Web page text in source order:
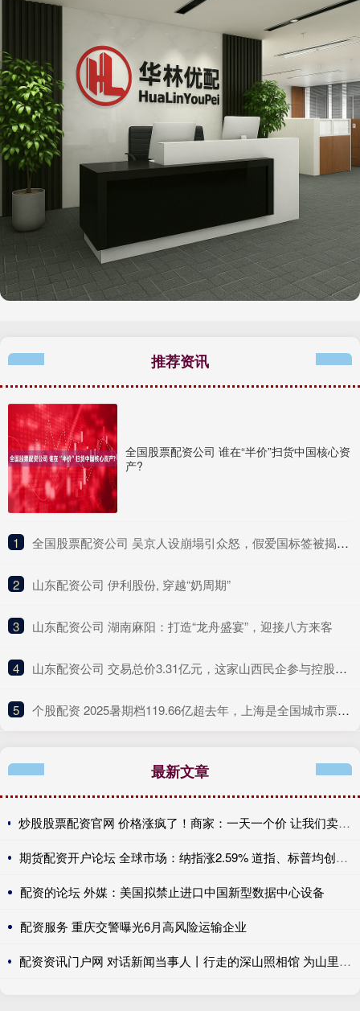
推荐资讯
全国股票配资公司 谁在“半价”扫货中国核心资
产?
1 ​全国股票配资公司 吴京人设崩塌引众怒，假爱国标签被揭，昔日硬汉形象成笑柄
2 ​山东配资公司 伊利股份, 穿越“奶周期”
3 ​山东配资公司 湖南麻阳：打造“龙舟盛宴”，迎接八方来客
4 ​山东配资公司 交易总价3.31亿元，这家山西民企参与控股一“百亿级”上海A股
5 ​个股配资 2025暑期档119.66亿超去年，上海是全国城市票房冠军
最新文章
炒股股票配资官网 价格涨疯了！商家：一天一个价 让我们卖我们也不想卖 也不敢贸然囤货
期货配资开户论坛 全球市场：纳指涨2.59% 道指、标普均创历史新高 国际油价跌超6%
配资的论坛 外媒：美国拟禁止进口中国新型数据中心设备
配资服务 重庆交警曝光6月高风险运输企业
配资资讯门户网 对话新闻当事人丨行走的深山照相馆 为山里老人留住岁月里的光